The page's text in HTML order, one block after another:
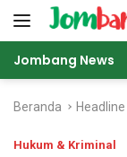
Langsung
Jombang News
Beranda Headline
Hukum & Kriminal